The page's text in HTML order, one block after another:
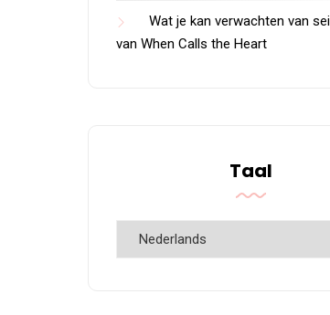
Wat je kan verwachten van
van When Calls the Heart
Taal
Taal